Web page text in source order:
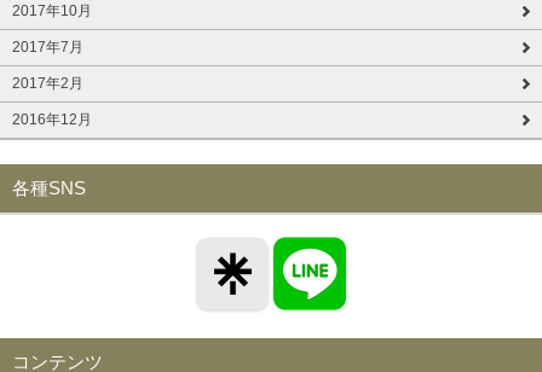
2017年10月
2017年7月
2017年2月
2016年12月
各種SNS
コンテンツ